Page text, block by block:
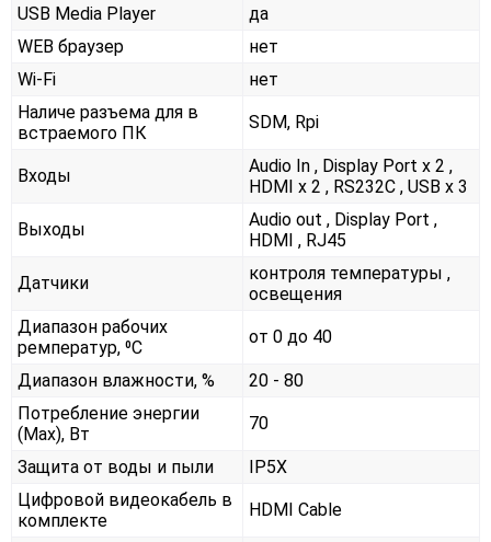
USB Media Player
да
WEB браузер
нет
Wi-Fi
нет
Наличе разъема для в
встраемого ПК
SDM, Rpi
Входы
Audio In , Display Port x 2 ,
HDMI x 2 , RS232С , USB x 3
Выходы
Audio out , Display Port ,
HDMI , RJ45
Датчики
контроля температуры ,
освещения
Диапазон рабочих
ремператур, ⁰С
от 0 до 40
Диапазон влажности, %
20 - 80
Потребление энергии
(Max), Вт
70
Защита от воды и пыли
IP5X
Цифровой видеокабель в
комплекте
HDMI Cable